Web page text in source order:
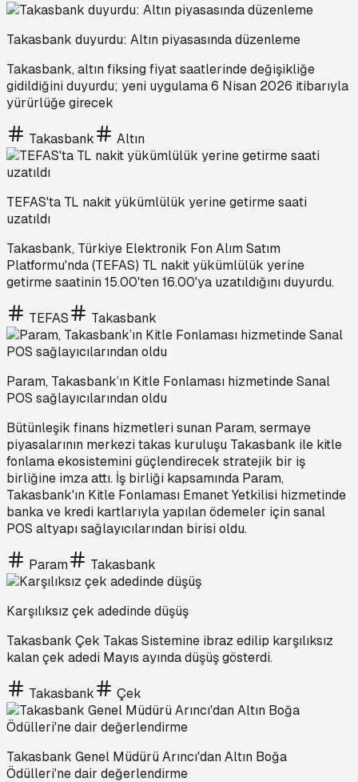
Takasbank duyurdu: Altın piyasasında düzenleme
Takasbank, altın fiksing fiyat saatlerinde değişikliğe
gidildiğini duyurdu; yeni uygulama 6 Nisan 2026 itibarıyla
yürürlüğe girecek
Takasbank Altın
TEFAS'ta TL nakit yükümlülük yerine getirme saati
uzatıldı
Takasbank, Türkiye Elektronik Fon Alım Satım
Platformu'nda (TEFAS) TL nakit yükümlülük yerine
getirme saatinin 15.00'ten 16.00'ya uzatıldığını duyurdu.
TEFAS Takasbank
Param, Takasbank’ın Kitle Fonlaması hizmetinde Sanal
POS sağlayıcılarından oldu
Bütünleşik finans hizmetleri sunan Param, sermaye
piyasalarının merkezi takas kuruluşu Takasbank ile kitle
fonlama ekosistemini güçlendirecek stratejik bir iş
birliğine imza attı. İş birliği kapsamında Param,
Takasbank'ın Kitle Fonlaması Emanet Yetkilisi hizmetinde
banka ve kredi kartlarıyla yapılan ödemeler için sanal
POS altyapı sağlayıcılarından birisi oldu.
Param Takasbank
Karşılıksız çek adedinde düşüş
Takasbank Çek Takas Sistemine ibraz edilip karşılıksız
kalan çek adedi Mayıs ayında düşüş gösterdi.
Takasbank Çek
Takasbank Genel Müdürü Arıncı'dan Altın Boğa
Ödülleri'ne dair değerlendirme